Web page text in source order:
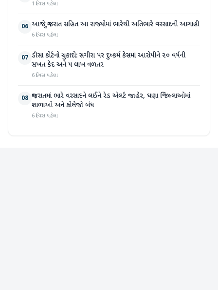
1 દિવસ પહેલા
06 આજે ગુજરાત સહિત આ રાજ્યોમાં ભારેથી અતિભારે વરસાદની આગાહી
6 દિવસ પહેલા
07 ડીસા કોર્ટનો ચુકાદો: સગીરા પર દુષ્કર્મ કેસમાં આરોપીને ૨૦ વર્ષની
સખત કેદ અને ૫ લાખ વળતર
6 દિવસ પહેલા
08 ગુજરાતમાં ભારે વરસાદને લઈને રેડ એલર્ટ જાહેર, ઘણા જિલ્લાઓમાં
શાળાઓ અને કોલેજો બંધ
6 દિવસ પહેલા